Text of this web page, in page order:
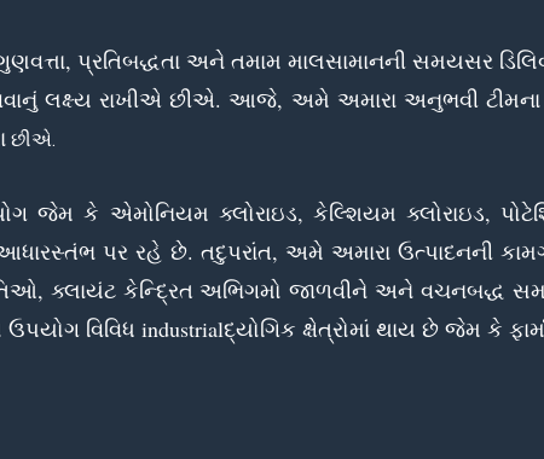
પ્રતિબદ્ધતા અને તમામ માલસામાનની સમયસર
લક્ષ્ય રાખીએ છીએ. આજે, અમે અમારા અનુભવી
છીએ.
જેમ કે એમોનિયમ ક્લોરાઇડ, કેલ્શિયમ ક્લોરાઇડ,
પર રહે છે. તદુપરાંત, અમે અમારા ઉત્પાદનની
ક્લાયંટ કેન્દ્રિત અભિગમો જાળવીને અને વચનબદ્ધ
ઉપયોગ વિવિધ industrialદ્યોગિક ક્ષેત્રોમાં થાય છે જેમ કે